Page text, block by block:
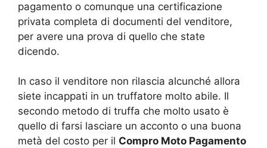
pagamento o comunque una certificazione
privata completa di documenti del venditore,
per avere una prova di quello che state
dicendo.
In caso il venditore non rilascia alcunché allora
siete incappati in un truffatore molto abile. Il
secondo metodo di truffa che molto usato è
quello di farsi lasciare un acconto o una buona
metà del costo per il Compro Moto Pagamento